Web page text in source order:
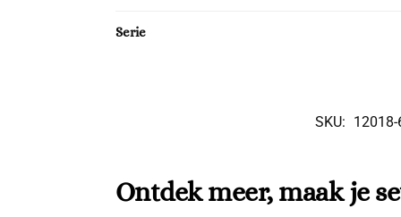
Serie
SKU: 12018-
Ontdek meer, maak je